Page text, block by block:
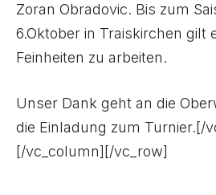
Zoran Obradovic. Bis zum
6.Oktober in Traiskirchen gilt
Feinheiten zu arbeiten.
Unser Dank geht an die
die Einladung zum Turnier.[/
[/vc_column][/vc_row]